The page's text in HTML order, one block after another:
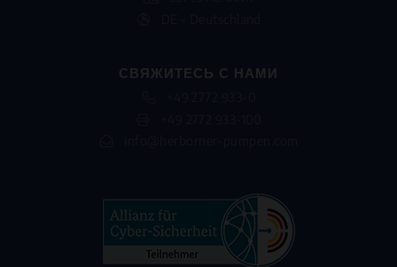
СВЯЖИТЕСЬ С НАМИ